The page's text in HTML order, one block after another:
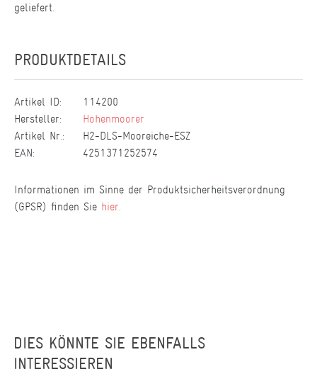
geliefert.
PRODUKTDETAILS
Artikel ID:
114200
Hersteller:
Hohenmoorer
Artikel Nr.:
H2-DLS-Mooreiche-ESZ
EAN:
4251371252574
Informationen im Sinne der Produktsicherheitsverordnung
(GPSR) finden Sie hier.
DIES KÖNNTE SIE EBENFALLS
INTERESSIEREN